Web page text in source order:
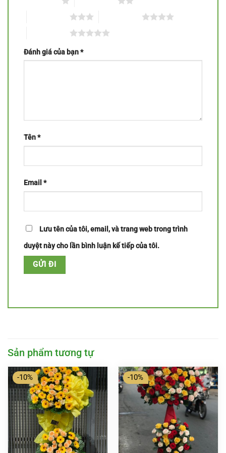
Đánh giá của bạn*
Tên*
Email *
Lưu tên của tôi, email, và trang web trong trình
duyệt này cho lần bình luận kế tiếp của tôi.
Sản phẩm tương tự
-10% -10%